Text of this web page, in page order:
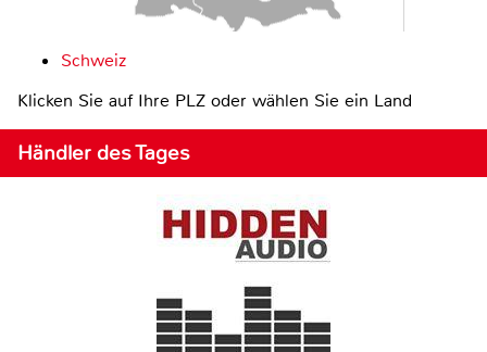
Schweiz
Klicken Sie auf Ihre PLZ oder wählen Sie ein Land
Händler des Tages